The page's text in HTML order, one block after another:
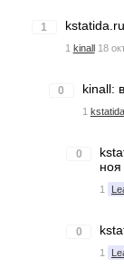
1
1 kinall 18
0 kinall:
1
0
ноя
1
0
1